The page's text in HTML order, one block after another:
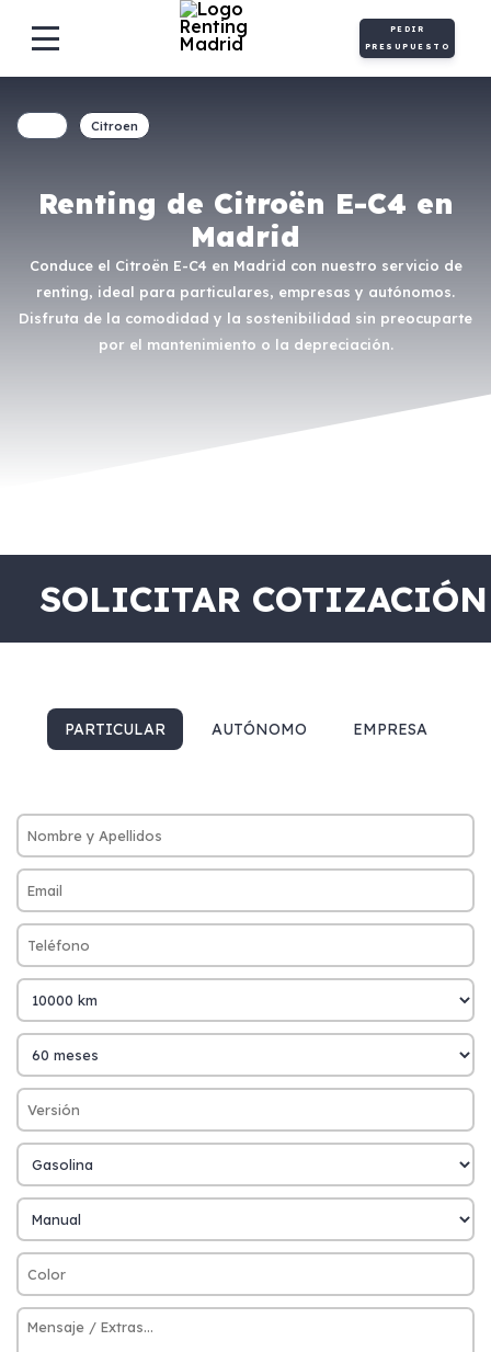
PEDIR
PRESUPUESTO
Renting de Citroën E-C4 en
Madrid
Conduce el Citroën E-C4 en Madrid con nuestro servicio de
renting, ideal para particulares, empresas y autónomos.
Disfruta de la comodidad y la sostenibilidad sin preocuparte
por el mantenimiento o la depreciación.
Citroen
SOLICITAR COTIZACIÓN
PARTICULAR AUTÓNOMO EMPRESA